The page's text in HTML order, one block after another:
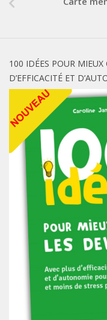
100 IDÉES POUR MIEUX
D’EFFICACITÉ ET